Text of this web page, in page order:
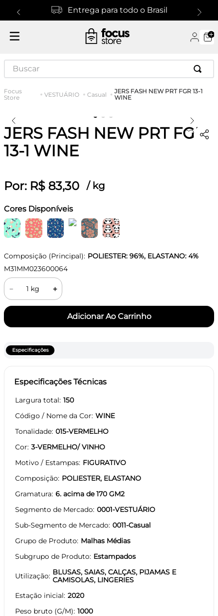
Entrega para todo o Brasil
Buscar
VESTUÁRIO Casual
JERS FASH NEW PRT FGR 13-1
WINE
JERS FASH NEW PRT FGR
13-1 WINE
Por: R$ 83,30 / kg
Cores Disponíveis
Composição (Principal): POLIESTER: 96%, ELASTANO: 4%
M31MM023600064
＋
－
Especificações
Especificações Técnicas
Largura total 150
Código / Nome da Cor WINE
Tonalidade 015-VERMELHO
Cor 3-VERMELHO/ VINHO
Motivo / Estampas FIGURATIVO
Composição POLIESTER, ELASTANO
Gramatura 6. acima de 170 GM2
Segmento de Mercado 0001-VESTUÁRIO
Sub-Segmento de Mercado 0011-Casual
Grupo de Produto Malhas Médias
Subgrupo de Produto Estampados
Utilização BLUSAS, SAIAS, CALÇAS, PIJAMAS E
CAMISOLAS, LINGERIES
Estação inicial 2020
Peso bruto (G/M) 1000